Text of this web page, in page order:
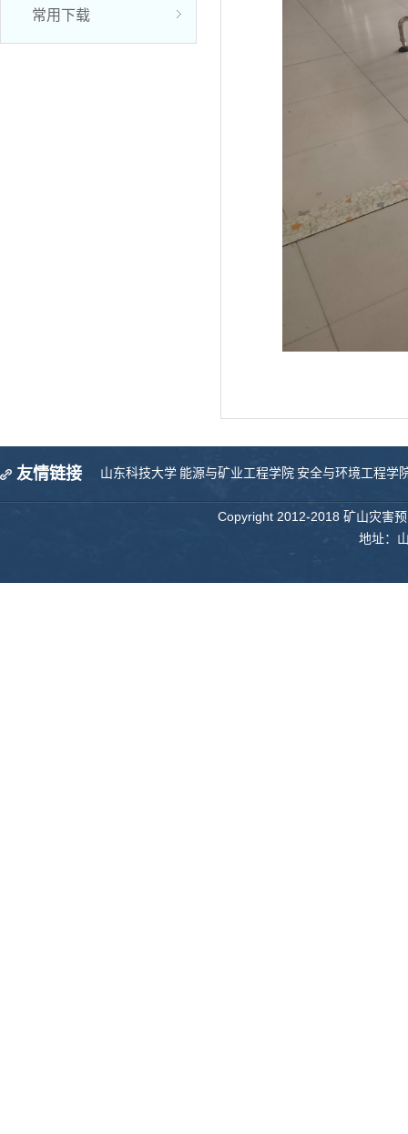
常用下载
友情链接 山东科技大学 能源与矿业工程学院 安全与环境工程学
Copyright 2012-2018 矿山灾害
地址：